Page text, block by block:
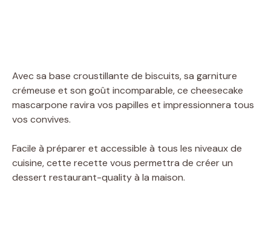
Avec sa base croustillante de biscuits, sa garniture
crémeuse et son goût incomparable, ce cheesecake
mascarpone ravira vos papilles et impressionnera tous
vos convives.
Facile à préparer et accessible à tous les niveaux de
cuisine, cette recette vous permettra de créer un
dessert restaurant-quality à la maison.